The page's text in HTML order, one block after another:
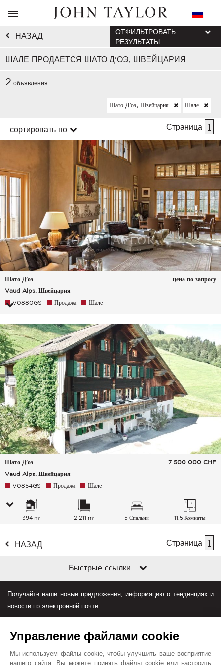
НАЗАД
ШАЛЕ ПРОДАЕТСЯ ШАТО Д'ОЭ, ШВЕЙЦАРИЯ
ОТФИЛЬТРОВАТЬ
РЕЗУЛЬТАТЫ
2 объявления
Шато Д'оэ, Швейцария Шале
сортировать по Страница 1
Шато Д'оэ
Vaud Alps, Швейцария
цена по запросу
V0880GS Продажа Шале
Шато Д'оэ
Vaud Alps, Швейцария
7 500 000 CHF
V0854GS Продажа Шале
394 m² 2 211 m² 5 Спальни 11.5 Комнаты
НАЗАД Страница 1
Быстрые ссылки
Получайте наши новые предложения, информацию о тенденциях и
новости по электронной почте
Управление файлами cookie
Мы используем файлы cookie, чтобы улучшить ваше восприятие
нашего сайта. Вы можете принять файлы cookie или настроить